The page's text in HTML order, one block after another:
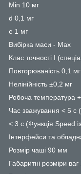
Min 10 мг
d 0,1 мг
e 1 мг
Вибірка маси - Max
Клас точності І
Повторюваність 0,1 мг
Нелінійність ±0,2 мг
Робоча температура
Час зважування < 5 с
< 3 с (Функція Speed
Інтерфейси та
Розмір чаші 90 мм
Габаритні розміри